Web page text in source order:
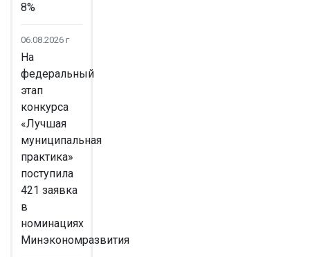
8%
06.08.2026 г
На
федеральный
этап
конкурса
«Лучшая
муниципальная
практика»
поступила
421 заявка
в
номинациях
Минэкономразвития